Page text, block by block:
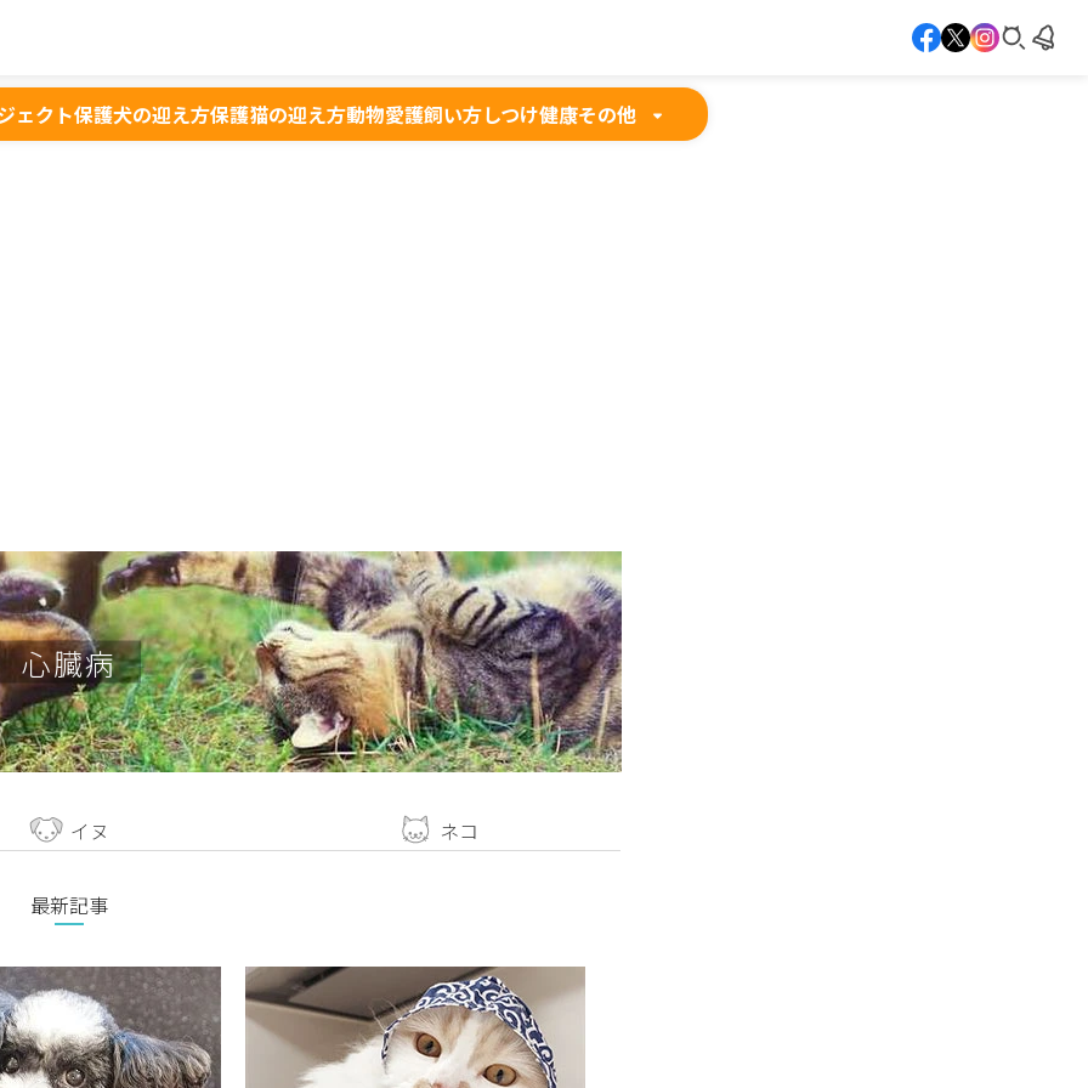
ェクト保護犬の迎え方保護猫の迎え方動物愛護飼い方しつけ健康その他
心臓病
イヌ ネコ
最新記事